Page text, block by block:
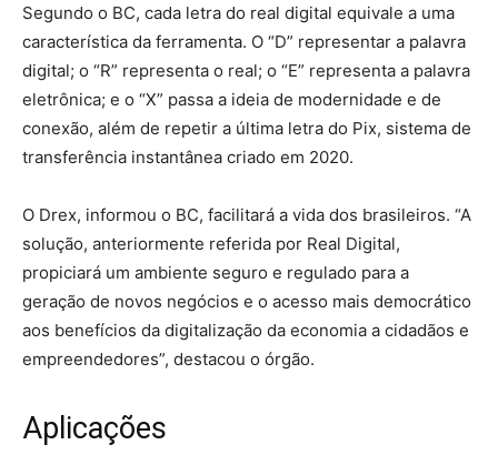
Segundo o BC, cada letra do real digital equivale a uma
característica da ferramenta. O “D” representar a palavra
digital; o “R” representa o real; o “E” representa a palavra
eletrônica; e o “X” passa a ideia de modernidade e de
conexão, além de repetir a última letra do Pix, sistema de
transferência instantânea criado em 2020.
O Drex, informou o BC, facilitará a vida dos brasileiros. “A
solução, anteriormente referida por Real Digital,
propiciará um ambiente seguro e regulado para a
geração de novos negócios e o acesso mais democrático
aos benefícios da digitalização da economia a cidadãos e
empreendedores”, destacou o órgão.
Aplicações